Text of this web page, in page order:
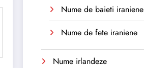
Nume de baieti iraniene
Nume de fete iraniene
Nume irlandeze